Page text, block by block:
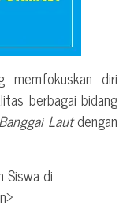
memfokuskan diri
berbagai bidang
Lautdengan